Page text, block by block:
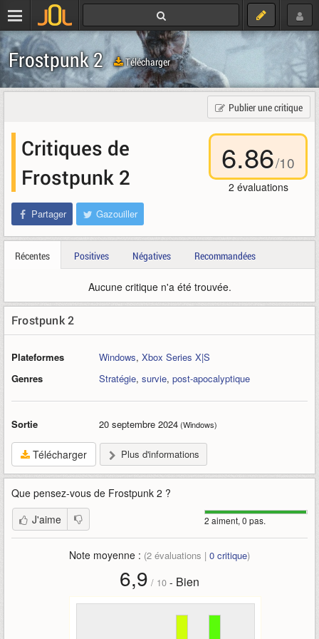
Frostpunk 2 Télécharger
Publier une critique
6.86/10
2 évaluations
Critiques de
Frostpunk 2
Partager Gazouiller
Récentes Positives Négatives Recommandées
Aucune critique n'a été trouvée.
Frostpunk 2
Plateformes Windows, Xbox Series X|S
Genres
Stratégie, survie, post-apocalyptique
Sortie 20 septembre 2024(Windows)
Télécharger Plus d'informations
Que pensez-vous de Frostpunk 2 ?
2 aiment, 0 pas.
J'aime
Note moyenne : (2 évaluations | 0 critique)
6,9 / 10 - Bien